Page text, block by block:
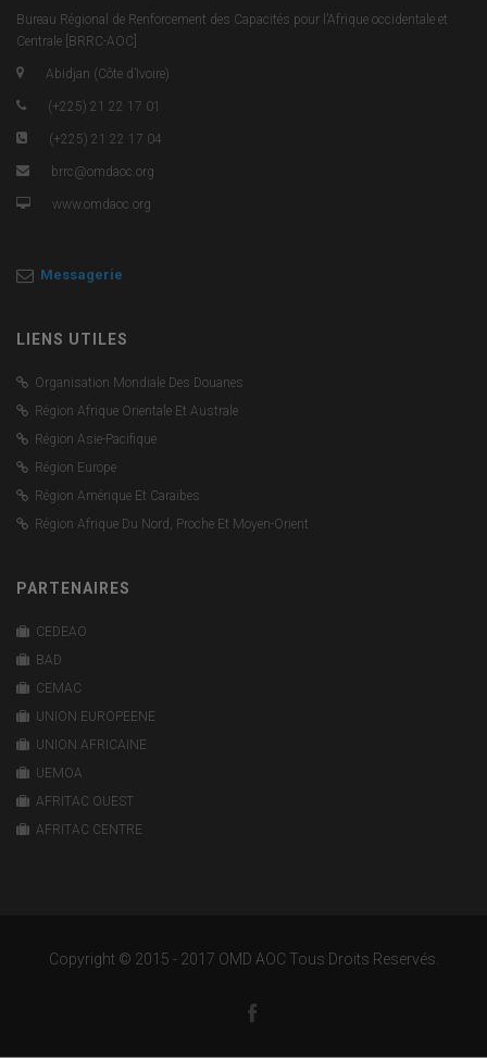
Bureau Régional de Renforcement des Capacités pour l’Afrique occidentale et
Centrale [BRRC-AOC]
Abidjan (Côte d’Ivoire)
(+225) 21 22 17 01
(+225) 21 22 17 04
brrc@omdaoc.org
www.omdaoc.org
Messagerie
LIENS UTILES
Organisation Mondiale Des Douanes
Région Afrique Orientale Et Australe
Région Asie-Pacifique
Région Europe
Région Amérique Et Caraïbes
Région Afrique Du Nord, Proche Et Moyen-Orient
PARTENAIRES
CEDEAO
BAD
CEMAC
UNION EUROPEENE
UNION AFRICAINE
UEMOA
AFRITAC OUEST
AFRITAC CENTRE
Copyright © 2015 - 2017 OMD AOC Tous Droits Reservés.